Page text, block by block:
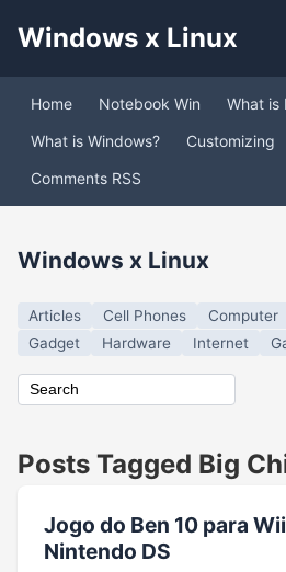
Windows x Linux
Home Notebook Win What is
What is Windows?
Customizing
Comments RSS
Windows x Linux
Articles Cell Phones Computer
Gadget
Hardware Internet
Posts Tagged Big
Jogo do Ben 10 para
Nintendo DS